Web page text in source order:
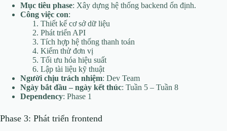
Mục tiêu phase: Xây dựng hệ thống backend ổn định.
Công việc con:
Thiết kế cơ sở dữ liệu
Phát triển API
Tích hợp hệ thống thanh toán
Kiểm thử đơn vị
Tối ưu hóa hiệu suất
Lập tài liệu kỹ thuật
Người chịu trách nhiệm: Dev Team
Ngày bắt đầu – ngày kết thúc: Tuần 5 – Tuần 8
Dependency: Phase 1
Phase 3: Phát triển frontend